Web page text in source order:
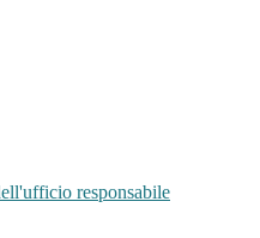
responsabile